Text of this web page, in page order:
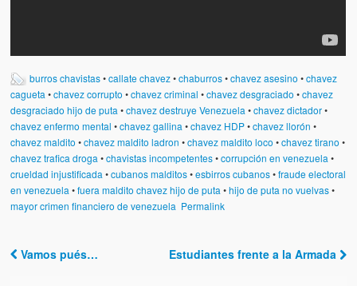
burros chavistas•callate chavez•chaburros•chavez asesino •chavez
cagueta •chavez corrupto •chavez criminal •chavez desgraciado •chavez
desgraciado hijo de puta •chavez destruye Venezuela •chavez dictador•
chavez enfermo mental •chavez gallina •chavez HDP•chavez llorón •
chavez maldito •chavez maldito ladron •chavez maldito loco •chavez tirano •
chavez trafica droga •chavistas incompetentes•corrupción en venezuela •
crueldad injustificada •cubanos malditos•esbirros cubanos•fraude electoral
en venezuela •fuera maldito chavez hijo de puta •hijo de puta no vuelvas•
mayor crimen financiero de venezuela Permalink
Post navigation
Vamos pués… Estudiantes frente a la Armada